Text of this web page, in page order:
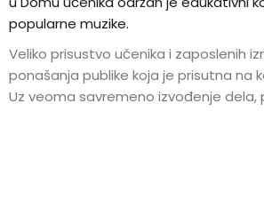
popularne muzike.
Veliko prisustvo učenika i zaposlenih
ponašanja publike koja je prisutna na
Uz veoma savremeno izvođenje